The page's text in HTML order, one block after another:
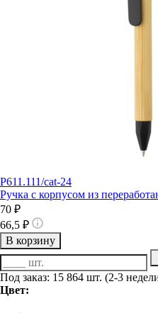
P611.111/cat-24
Ручка с корпусом из
70 ₽
66,5 ₽
В корзину
Под заказ: 15 864 шт. (2-3
Цвет: